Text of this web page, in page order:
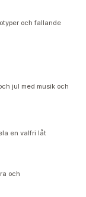
och fallande
jul med musik och
en valfri låt
och